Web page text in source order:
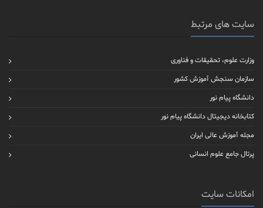
سایت های مرتبط
وزارت علوم، تحقیقات و فناوری
سازمان سنجش آموزش کشور
دانشگاه پیام نور
کتابخانه دیجیتال دانشگاه پیام نور
مجله آموزش عالی ایران
پرتال جامع علوم انسانی
امکانات سایت